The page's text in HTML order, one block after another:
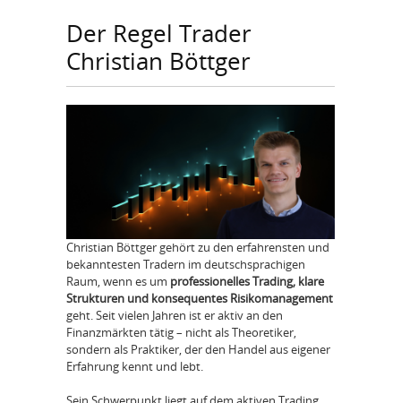
Der Regel Trader
Christian Böttger
Christian Böttger gehört zu den erfahrensten und
bekanntesten Tradern im deutschsprachigen
Raum, wenn es um professionelles Trading, klare
Strukturen und konsequentes Risikomanagement
geht. Seit vielen Jahren ist er aktiv an den
Finanzmärkten tätig – nicht als Theoretiker,
sondern als Praktiker, der den Handel aus eigener
Erfahrung kennt und lebt.